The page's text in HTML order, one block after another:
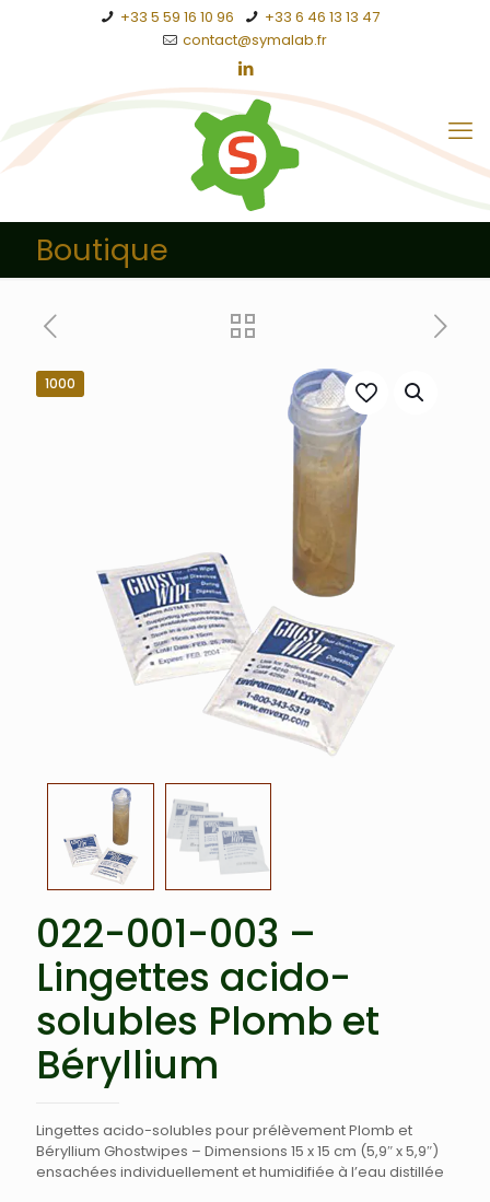
+33 5 59 16 10 96
+33 6 46 13 13 47
contact@symalab.fr
Boutique
1000
022-001-003 –
Lingettes acido-
solubles Plomb et
Béryllium
Lingettes acido-solubles pour prélèvement Plomb et
Béryllium Ghostwipes – Dimensions 15 x 15 cm (5,9″ x 5,9″)
ensachées individuellement et humidifiée à l’eau distillée